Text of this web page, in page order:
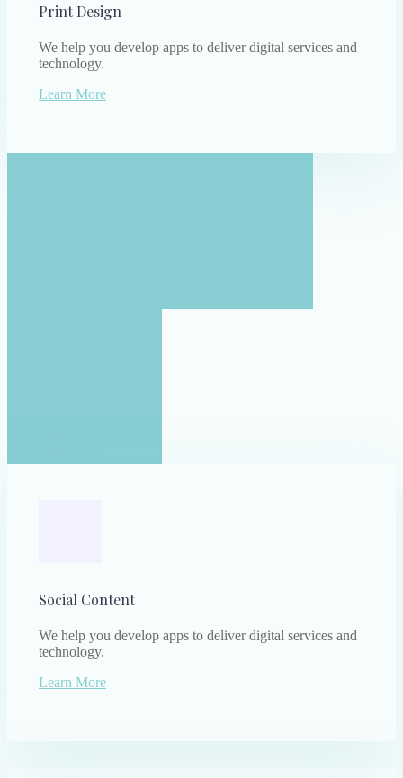
Print Design
We help you develop apps to deliver digital services and
technology.
Learn More
Social Content
We help you develop apps to deliver digital services and
technology.
Learn More